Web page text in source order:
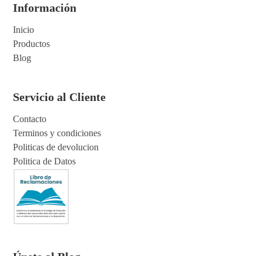
Información
Inicio
Productos
Blog
Servicio al Cliente
Contacto
Terminos y condiciones
Politicas de devolucion
Politica de Datos